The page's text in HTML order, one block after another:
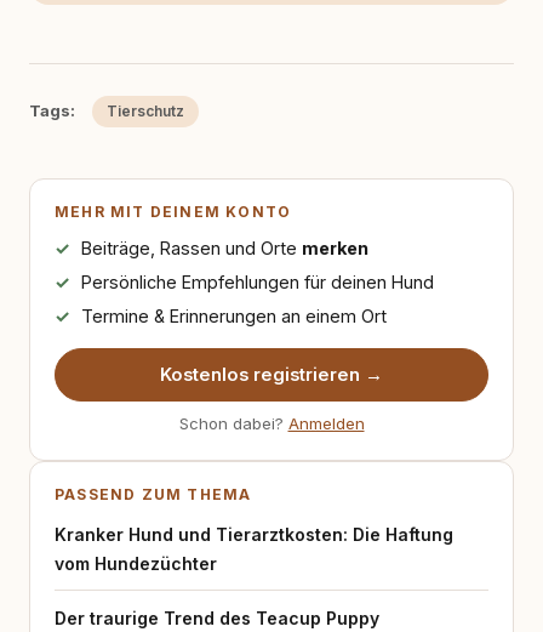
Tags: Tierschutz
MEHR MIT DEINEM KONTO
Beiträge, Rassen und Orte merken
Persönliche Empfehlungen für deinen Hund
Termine & Erinnerungen an einem Ort
Kostenlos registrieren →
Schon dabei? Anmelden
PASSEND ZUM THEMA
Kranker Hund und Tierarztkosten: Die Haftung
vom Hundezüchter
Der traurige Trend des Teacup Puppy